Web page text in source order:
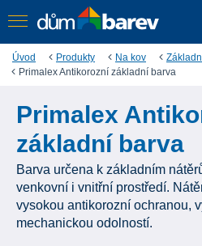
Úvod Produkty Na kov
Primalex Antikorozní základní barva
Primalex
základní barva
Barva určena k základním
venkovní i vnitřní prostředí.
vysokou antikorozní ochranou,
mechanickou odolností.